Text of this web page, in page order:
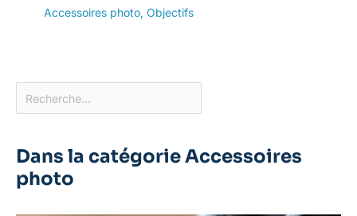
Accessoires photo, Objectifs
Dans la catégorie Accessoires
photo